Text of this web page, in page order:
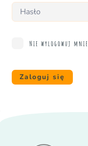
Nie wylogowuj mnie
Zaloguj się